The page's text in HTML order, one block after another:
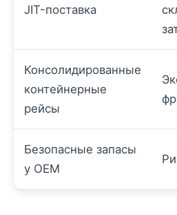
JIT-поставка
Консолидированные
контейнерные
рейсы
Безопасные запасы
у OEM